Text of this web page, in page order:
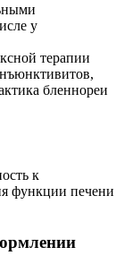
у
терапии
бленнореи
к
функции печени